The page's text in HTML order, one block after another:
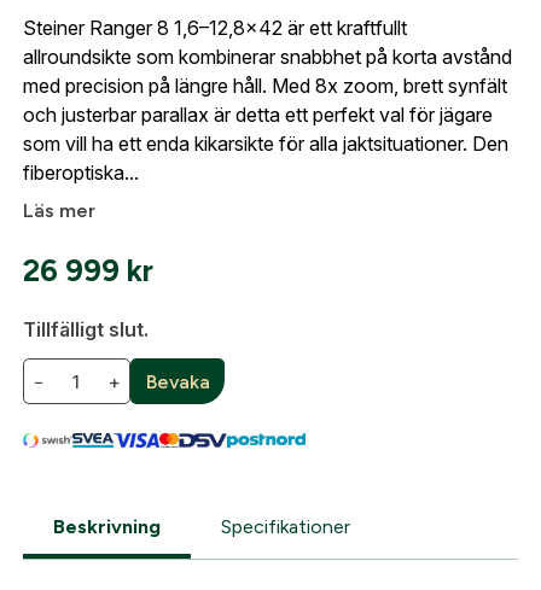
Mitt konto
Kontakta oss
Steiner Ranger 8 1,6–12,8x42 är ett kraftfullt
allroundsikte som kombinerar snabbhet på korta avstånd
med precision på längre håll. Med 8x zoom, brett synfält
och justerbar parallax är detta ett perfekt val för jägare
som vill ha ett enda kikarsikte för alla jaktsituationer. Den
fiberoptiska...
Läs mer
26 999 kr
Tillfälligt slut.
− + Bevaka
Beskrivning Specifikationer
Logga in
Logga in för att handla med dina avtalspriser, smidig
fakturabetalning och tillgång till orderhistorik.
automatiskt enligt dina inställningar.
E-postadress:
Lösenord:*
Glömt lösenord?
frågorna gällande Mitt konto.
Företag- eller Föreningsnamn: *
Org. nummer
Gatuadress:
Fyll i din e-post adress nedan så kontaktar vi dig
så fort den här produkten är tillbaka i vårt
E-post adress